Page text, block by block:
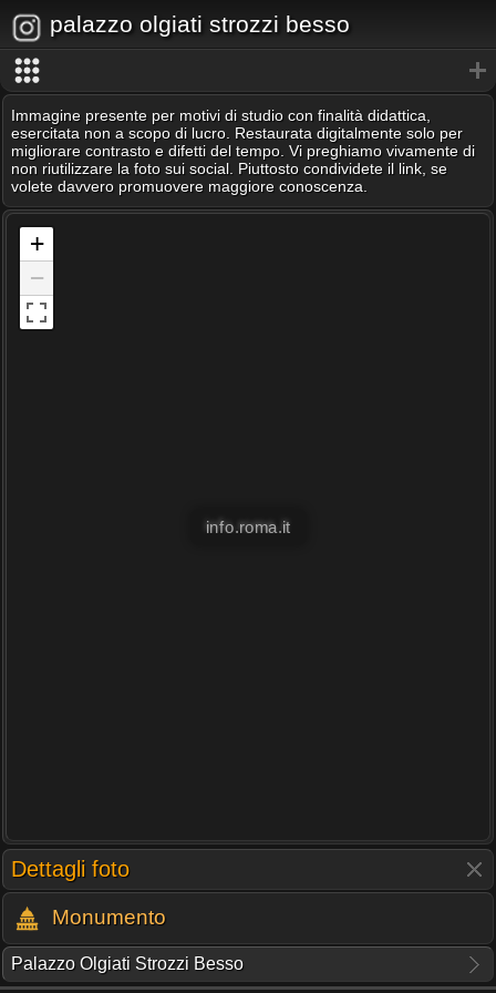
palazzo olgiati strozzi besso
Immagine presente per motivi di studio con finalità didattica,
esercitata non a scopo di lucro. Restaurata digitalmente solo per
migliorare contrasto e difetti del tempo. Vi preghiamo vivamente di
non riutilizzare la foto sui social. Piuttosto condividete il link, se
volete davvero promuovere maggiore conoscenza.
+
−
info.roma.it
Dettagli foto
Monumento
Palazzo Olgiati Strozzi Besso